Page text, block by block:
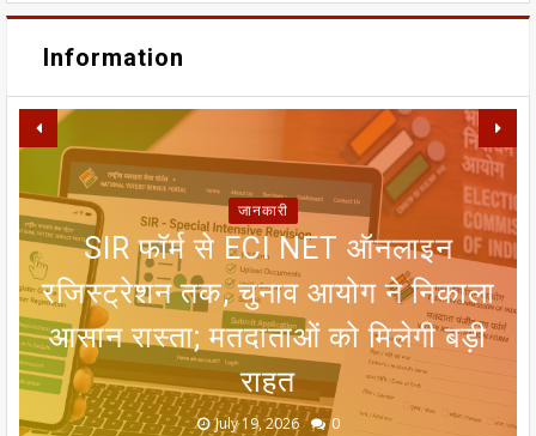
Information
जानकारी
SIR फॉर्म से ECI NET ऑनलाइन
रजिस्ट्रेशन तक, चुनाव आयोग ने निकाला
आसान रास्ता; मतदाताओं को मिलेगी बड़ी
राहत
July 19, 2026 0
META पर यूरोपीय संघ का बड़ा हमला:
INSTAGRAM और FACEBOOK पर
DSA उल्लंघन का आरोप, टीनेजर्स को नशे
की लत लगाने वाले फीचर्स का मामला
July 12, 2026 0
जन्म प्रमाणपत्र नहीं है तो क्या भारतीय
नागरिक नहीं माने जाएंगे? गुवाहाटी हाई
कोर्ट के फैसले को समझिए
July 03, 2026 0
मानसून पर एल नीनो का ब्रेक! 25 जून
तक आंधी-बारिश का अलर्ट, 8 राज्यों में लू
का कहर जारी
June 20, 2026 0
सीतामढ़ी वार्ड 8 वैदेही तालाब पर संकट:
गंदा नाले का पानी बहने से सीतामढ़ी की
धरोहर खतरे में
May 13, 2026 0